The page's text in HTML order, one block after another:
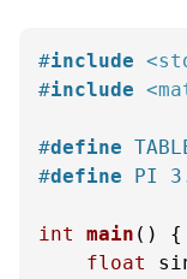
#include
#include
#define
#define PI
int main ()
{
float